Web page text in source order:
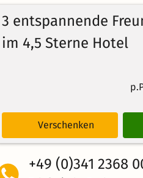
89%
3 entspannende
im 4,5 Sterne Hotel
Verschenken
+49 (0)341 2368